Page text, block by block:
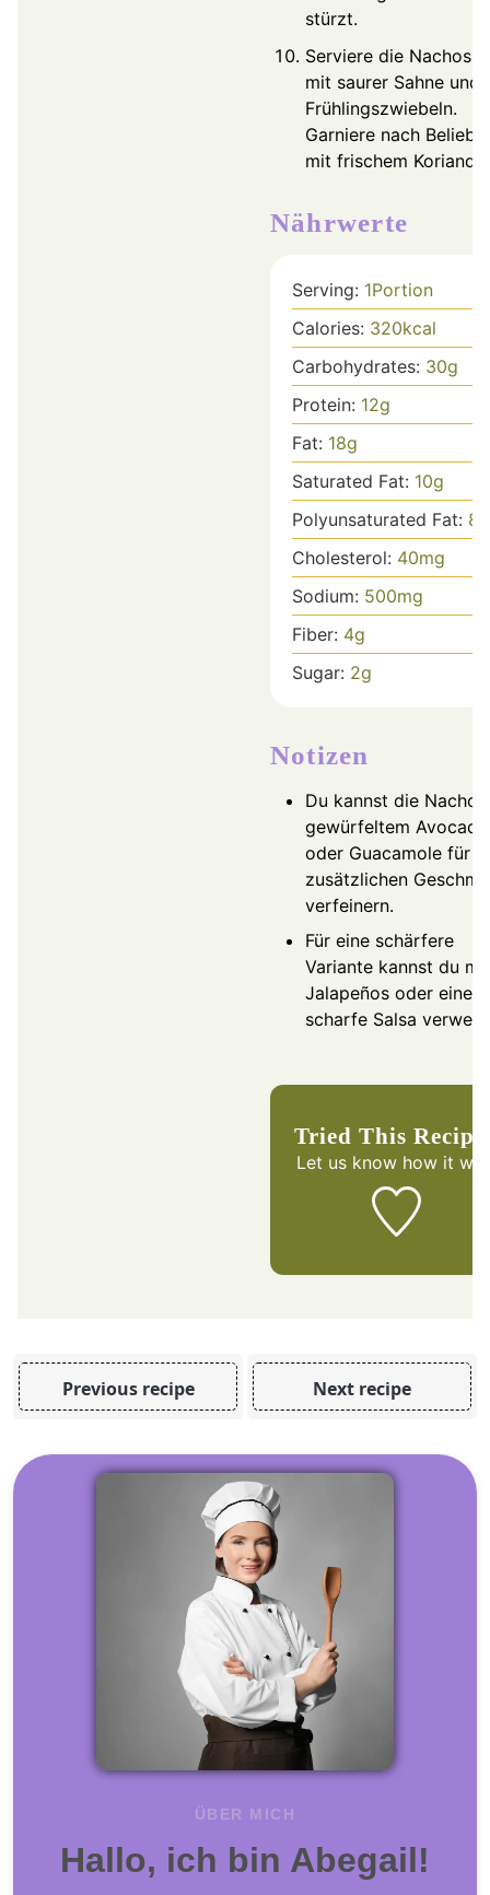
stürzt.
Serviere die Nachos
mit saurer Sahne und
Frühlingszwiebeln.
Garniere nach
mit frischem
Nährwerte
Serving: 1Portion
Calories: 320kcal
Carbohydrates: 30g
Protein: 12g
Fat: 18g
Saturated Fat: 10g
Polyunsaturated Fat: 8
Cholesterol: 40mg
Sodium: 500mg
Fiber: 4g
Sugar: 2g
Notizen
Du kannst die
gewürfeltem Avocado
oder Guacamole für
zusätzlichen
verfeinern.
Für eine schärfere
Variante kannst du
Jalapeños oder eine
scharfe Salsa
Tried This
Let us knowhow it
Previous recipe Next recipe
ÜBER MICH
Hallo, ich bin Abegail!